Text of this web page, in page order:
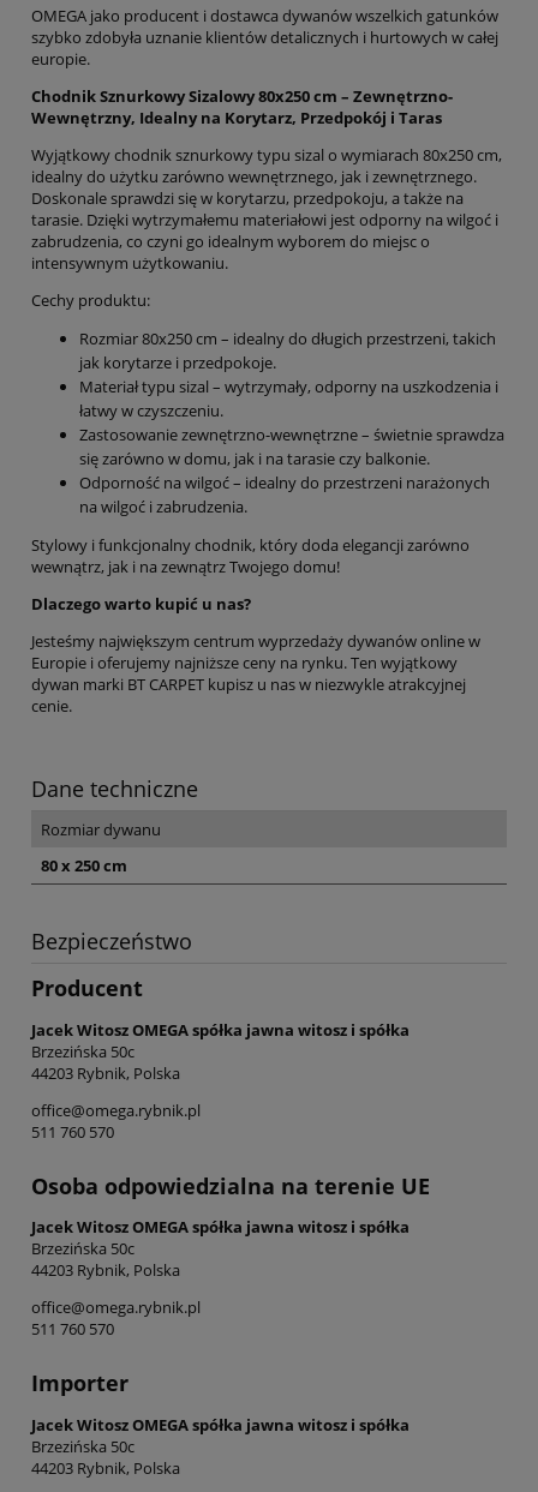
OMEGA jako producent i dostawca dywanów wszelkich gatunków
szybko zdobyła uznanie klientów detalicznych i hurtowych w całej
europie.
Chodnik Sznurkowy Sizalowy 80x250 cm – Zewnętrzno-
Wewnętrzny, Idealny na Korytarz, Przedpokój i Taras
Wyjątkowy chodnik sznurkowy typu sizal o wymiarach 80x250 cm,
idealny do użytku zarówno wewnętrznego, jak i zewnętrznego.
Doskonale sprawdzi się w korytarzu, przedpokoju, a także na
tarasie. Dzięki wytrzymałemu materiałowi jest odporny na wilgoć i
zabrudzenia, co czyni go idealnym wyborem do miejsc o
intensywnym użytkowaniu.
Cechy produktu:
Rozmiar 80x250 cm – idealny do długich przestrzeni, takich
jak korytarze i przedpokoje.
Materiał typu sizal – wytrzymały, odporny na uszkodzenia i
łatwy w czyszczeniu.
Zastosowanie zewnętrzno-wewnętrzne – świetnie sprawdza
się zarówno w domu, jak i na tarasie czy balkonie.
Odporność na wilgoć – idealny do przestrzeni narażonych
na wilgoć i zabrudzenia.
Stylowy i funkcjonalny chodnik, który doda elegancji zarówno
wewnątrz, jak i na zewnątrz Twojego domu!
Dlaczego warto kupić u nas?
Jesteśmy największym centrum wyprzedaży dywanów online w
Europie i oferujemy najniższe ceny na rynku. Ten wyjątkowy
dywan marki BT CARPET kupisz u nas w niezwykle atrakcyjnej
cenie.
Dane techniczne
Rozmiar dywanu
80 x 250 cm
Bezpieczeństwo
Producent
Jacek Witosz OMEGA spółka jawna witosz i spółka
Brzezińska 50c
44203 Rybnik, Polska
office@omega.rybnik.pl
511 760 570
Osoba odpowiedzialna na terenie UE
Jacek Witosz OMEGA spółka jawna witosz i spółka
Brzezińska 50c
44203 Rybnik, Polska
office@omega.rybnik.pl
511 760 570
Importer
Jacek Witosz OMEGA spółka jawna witosz i spółka
Brzezińska 50c
44203 Rybnik, Polska